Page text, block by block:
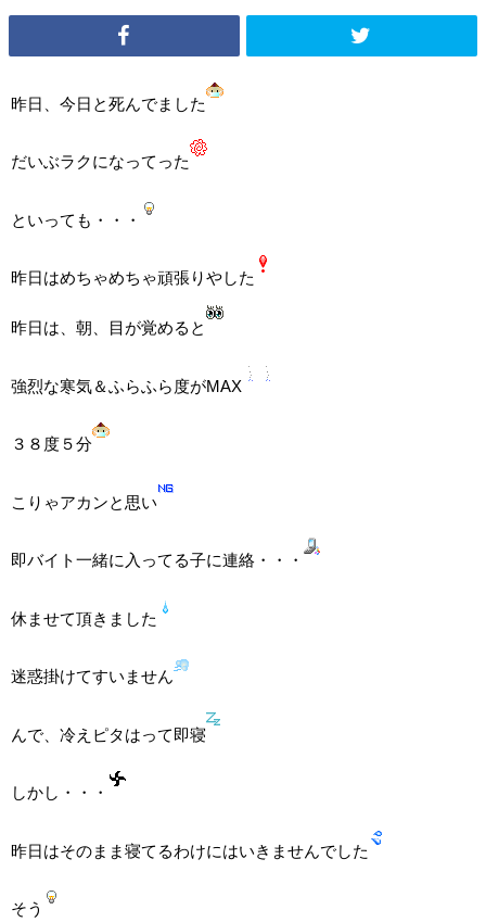
昨日、今日と死んでました
だいぶラクになってった
といっても・・・
昨日はめちゃめちゃ頑張りやした
昨日は、朝、目が覚めると
強烈な寒気＆ふらふら度がMAX
３８度５分
こりゃアカンと思い
即バイト一緒に入ってる子に連絡・・・
休ませて頂きました
迷惑掛けてすいません
んで、冷えピタはって即寝
しかし・・・
昨日はそのまま寝てるわけにはいきませんでした
そう